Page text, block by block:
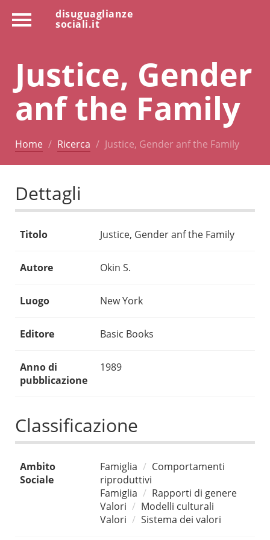
disuguaglianze
sociali.it
Justice, Gender
anf the Family
Home Ricerca Justice, Gender anf the Family
Dettagli
Titolo Justice, Gender anf the Family
Autore Okin S.
Luogo New York
Editore Basic Books
Anno di
pubblicazione
1989
Classificazione
Ambito
Sociale
Famiglia
Comportamenti
riproduttivi
Famiglia
Rapporti di genere
Valori
Modelli culturali
Valori
Sistema dei valori